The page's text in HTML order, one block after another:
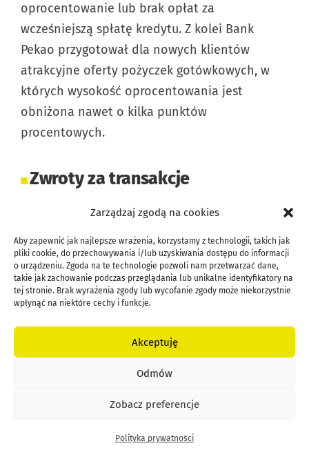
Zarządzaj zgodą na cookies
Aby zapewnić jak najlepsze wrażenia, korzystamy z technologii, takich jak
pliki cookie, do przechowywania i/lub uzyskiwania dostępu do informacji
o urządzeniu. Zgoda na te technologie pozwoli nam przetwarzać dane,
takie jak zachowanie podczas przeglądania lub unikalne identyfikatory na
tej stronie. Brak wyrażenia zgody lub wycofanie zgody może niekorzystnie
wpłynąć na niektóre cechy i funkcje.
Akceptuję
Odmów
Zobacz preferencje
Polityka prywatności
oprocentowanie lub brak opłat za
wcześniejszą spłatę kredytu. Z kolei Bank
Pekao przygotował dla nowych klientów
atrakcyjne oferty pożyczek gotówkowych, w
których wysokość oprocentowania jest
obniżona nawet o kilka punktów
procentowych.
Zwroty za transakcje
Niektóre banki przyciągają nowych klientów
obietnicą zwrotów za transakcje.
Na przykład oferuje cashback za zakupy
dokonane kartą w wybranych sklepach, a
online. Z kolei inny bank zapewnia zwrot
części wydatków za zakupy internetowe, co
jest doskonałą opcją dla osób, które często
robią zakupy online.
Darmowe usługi i produkty